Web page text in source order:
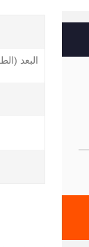
البعد